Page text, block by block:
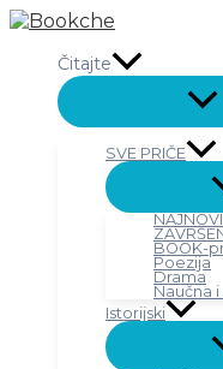
Pređi
na
sadržajČitajte
SVE PRIČE
BOOK-
Poezija
Drama
Naučna
Istorijski